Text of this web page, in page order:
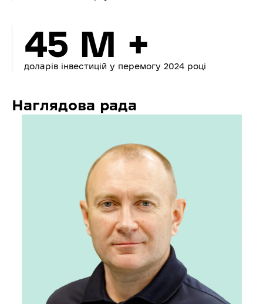
45 M +
доларів інвестицій у перемогу 2024 році
Наглядова рада